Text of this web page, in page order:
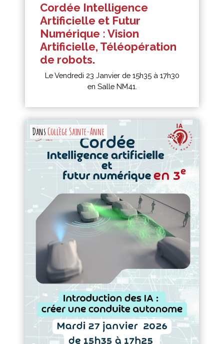
Cordée Intelligence
Artificielle et Futur
Numérique : Vision
Artificielle, Téléopération
de robots.
Le Vendredi 23 Janvier de 15h35 à 17h30
en Salle NM41.
DansCollège Sainte-Anne